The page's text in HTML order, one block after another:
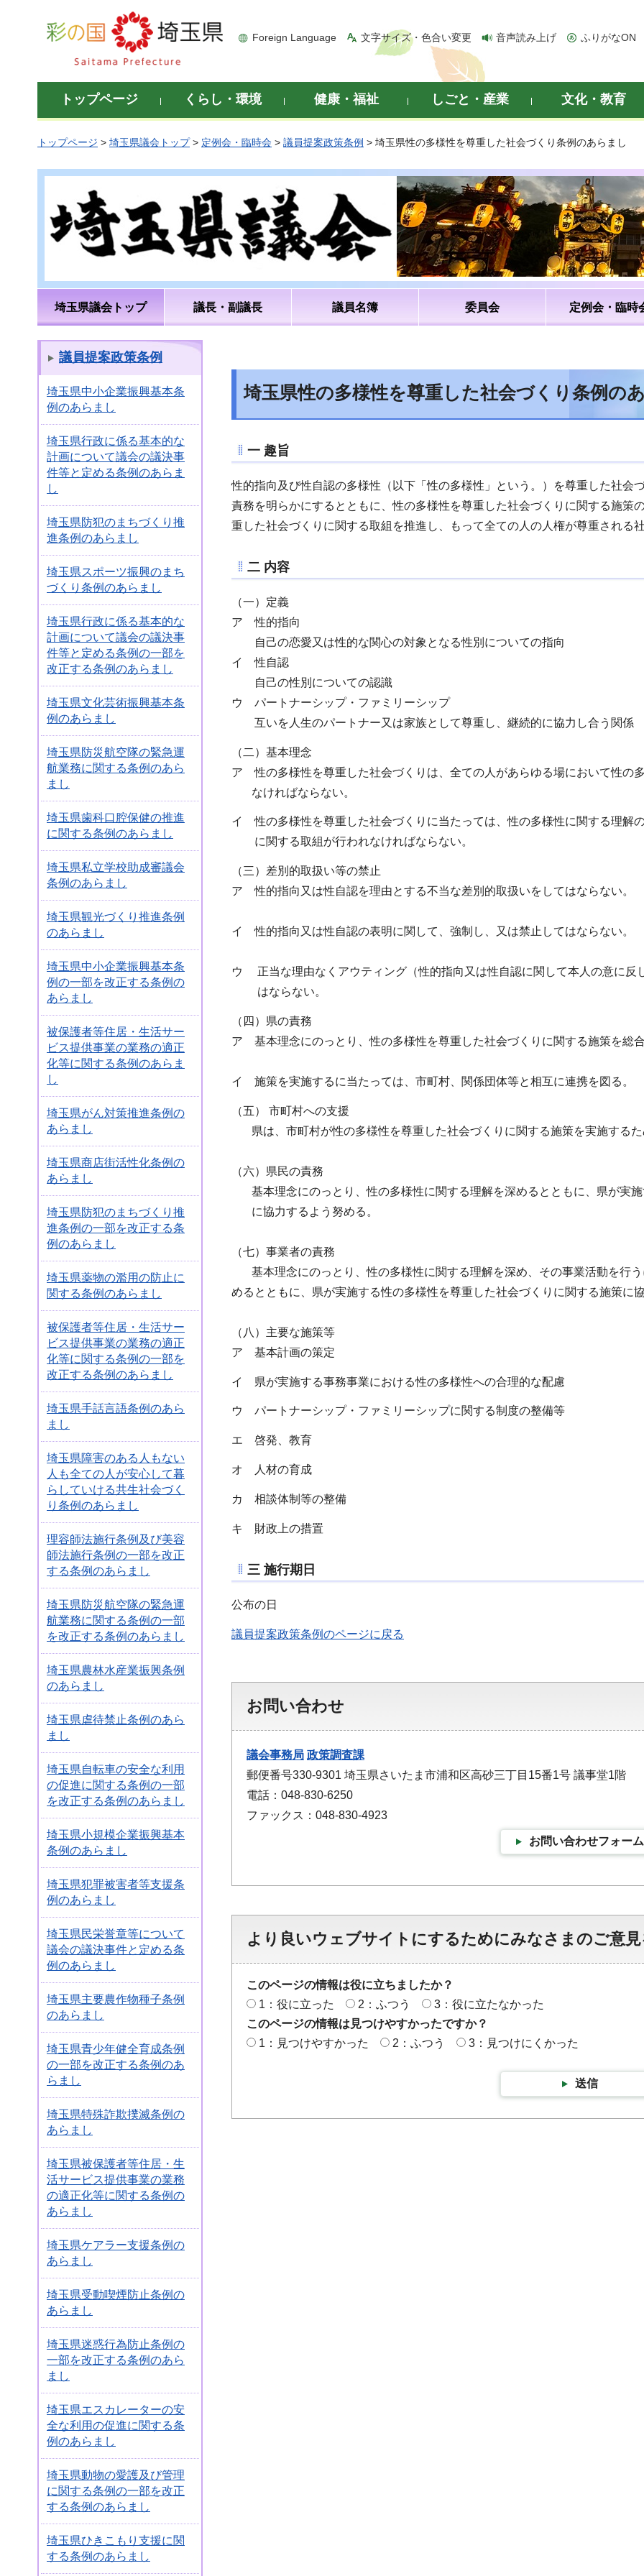
彩の国 埼玉県
Foreign Language 文字サイズ・色合い変更 音声読み上げ ふりがなON
トップページ くらし・環境 健康・福祉 しごと・産業 文化・教育
トップページ > 埼玉県議会トップ> 定例会・臨時会 > 議員提案政策条例 > 埼玉県性の多様性を尊重した社会づくり条例のあらまし
埼玉県議会トップ 議長・副議長 議員名簿 委員会 定例会・臨時
議員提案政策条例
埼玉県中小企業振興基本条
例のあらまし
埼玉県行政に係る基本的な
計画について議会の議決事
件等と定める条例のあらま
し
埼玉県防犯のまちづくり推
進条例のあらまし
埼玉県スポーツ振興のまち
づくり条例のあらまし
埼玉県行政に係る基本的な
計画について議会の議決事
件等と定める条例の一部を
改正する条例のあらまし
埼玉県文化芸術振興基本条
例のあらまし
埼玉県防災航空隊の緊急運
航業務に関する条例のあら
まし
埼玉県歯科口腔保健の推進
に関する条例のあらまし
埼玉県私立学校助成審議会
条例のあらまし
埼玉県観光づくり推進条例
のあらまし
埼玉県中小企業振興基本条
例の一部を改正する条例の
あらまし
被保護者等住居・生活サー
ビス提供事業の業務の適正
化等に関する条例のあらま
し
埼玉県がん対策推進条例の
あらまし
埼玉県商店街活性化条例の
あらまし
埼玉県防犯のまちづくり推
進条例の一部を改正する条
例のあらまし
埼玉県薬物の濫用の防止に
関する条例のあらまし
被保護者等住居・生活サー
ビス提供事業の業務の適正
化等に関する条例の一部を
改正する条例のあらまし
埼玉県手話言語条例のあら
まし
埼玉県障害のある人もない
人も全ての人が安心して暮
らしていける共生社会づく
り条例のあらまし
理容師法施行条例及び美容
師法施行条例の一部を改正
する条例のあらまし
埼玉県防災航空隊の緊急運
航業務に関する条例の一部
を改正する条例のあらまし
埼玉県農林水産業振興条例
のあらまし
埼玉県虐待禁止条例のあら
まし
埼玉県自転車の安全な利用
の促進に関する条例の一部
を改正する条例のあらまし
埼玉県小規模企業振興基本
条例のあらまし
埼玉県犯罪被害者等支援条
例のあらまし
埼玉県民栄誉章等について
議会の議決事件と定める条
例のあらまし
埼玉県主要農作物種子条例
のあらまし
埼玉県青少年健全育成条例
の一部を改正する条例のあ
らまし
埼玉県特殊詐欺撲滅条例の
あらまし
埼玉県被保護者等住居・生
活サービス提供事業の業務
の適正化等に関する条例の
あらまし
埼玉県ケアラー支援条例の
あらまし
埼玉県受動喫煙防止条例の
あらまし
埼玉県迷惑行為防止条例の
一部を改正する条例のあら
まし
埼玉県エスカレーターの安
全な利用の促進に関する条
例のあらまし
埼玉県動物の愛護及び管理
に関する条例の一部を改正
する条例のあらまし
埼玉県ひきこもり支援に関
する条例のあらまし
埼玉県性の多様性を尊重した社会づくり条例の
一 趣旨
性的指向及び性自認の多様性（以下「性の多様性」という。）を尊重した社会
責務を明らかにするとともに、性の多様性を尊重した社会づくりに関する施策
重した社会づくりに関する取組を推進し、もって全ての人の人権が尊重される
二 内容
（一）定義
ア 性的指向
自己の恋愛又は性的な関心の対象となる性別についての指向
イ 性自認
自己の性別についての認識
ウ パートナーシップ・ファミリーシップ
互いを人生のパートナー又は家族として尊重し、継続的に協力し合う関係
（二）基本理念
ア 性の多様性を尊重した社会づくりは、全ての人があらゆる場において性の
なければならない。
イ 性の多様性を尊重した社会づくりに当たっては、性の多様性に関する理解
に関する取組が行われなければならない。
（三）差別的取扱い等の禁止
ア 性的指向又は性自認を理由とする不当な差別的取扱いをしてはならない。
イ 性的指向又は性自認の表明に関して、強制し、又は禁止してはならない。
ウ 正当な理由なくアウティング（性的指向又は性自認に関して本人の意に反
はならない。
（四）県の責務
ア 基本理念にのっとり、性の多様性を尊重した社会づくりに関する施策を総
イ 施策を実施するに当たっては、市町村、関係団体等と相互に連携を図る。
（五） 市町村への支援
県は、市町村が性の多様性を尊重した社会づくりに関する施策を実施するた
（六）県民の責務
基本理念にのっとり、性の多様性に関する理解を深めるとともに、県が実
に協力するよう努める。
（七）事業者の責務
基本理念にのっとり、性の多様性に関する理解を深め、その事業活動を行
めるとともに、県が実施する性の多様性を尊重した社会づくりに関する施策に
（八）主要な施策等
ア 基本計画の策定
イ 県が実施する事務事業における性の多様性への合理的な配慮
ウ パートナーシップ・ファミリーシップに関する制度の整備等
エ 啓発、教育
オ 人材の育成
カ 相談体制等の整備
キ 財政上の措置
三 施行期日
公布の日
議員提案政策条例のページに戻る
お問い合わせ
議会事務局 政策調査課
郵便番号330-9301 埼玉県さいたま市浦和区高砂三丁目15番1号 議事堂1階
電話：048-830-6250
ファックス：048-830-4923
お問い合わせフォーム
より良いウェブサイトにするためにみなさまのご意
このページの情報は役に立ちましたか？
1：役に立った
2：ふつう
3：役に立たなかった
このページの情報は見つけやすかったですか？
1：見つけやすかった
2：ふつう 3：見つけにくかった
送信